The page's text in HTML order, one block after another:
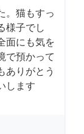
。猫もすっ
様子でし
面にも気を
で預かって
ありがとう
します